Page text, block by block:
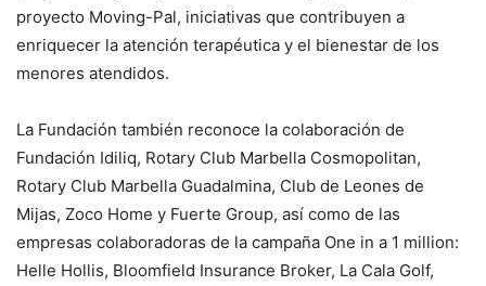
proyecto Moving-Pal, iniciativas que contribuyen a
enriquecer la atención terapéutica y el bienestar de los
menores atendidos.
La Fundación también reconoce la colaboración de
Fundación Idiliq, Rotary Club Marbella Cosmopolitan,
Rotary Club Marbella Guadalmina, Club de Leones de
Mijas, Zoco Home y Fuerte Group, así como de las
empresas colaboradoras de la campaña One in a 1 million:
Helle Hollis, Bloomfield Insurance Broker, La Cala Golf,